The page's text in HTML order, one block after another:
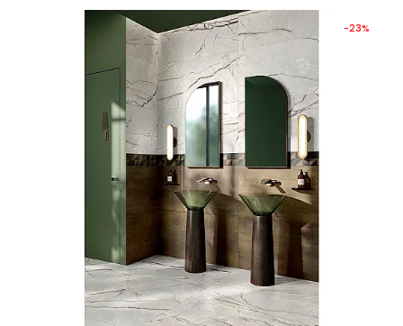
-23%